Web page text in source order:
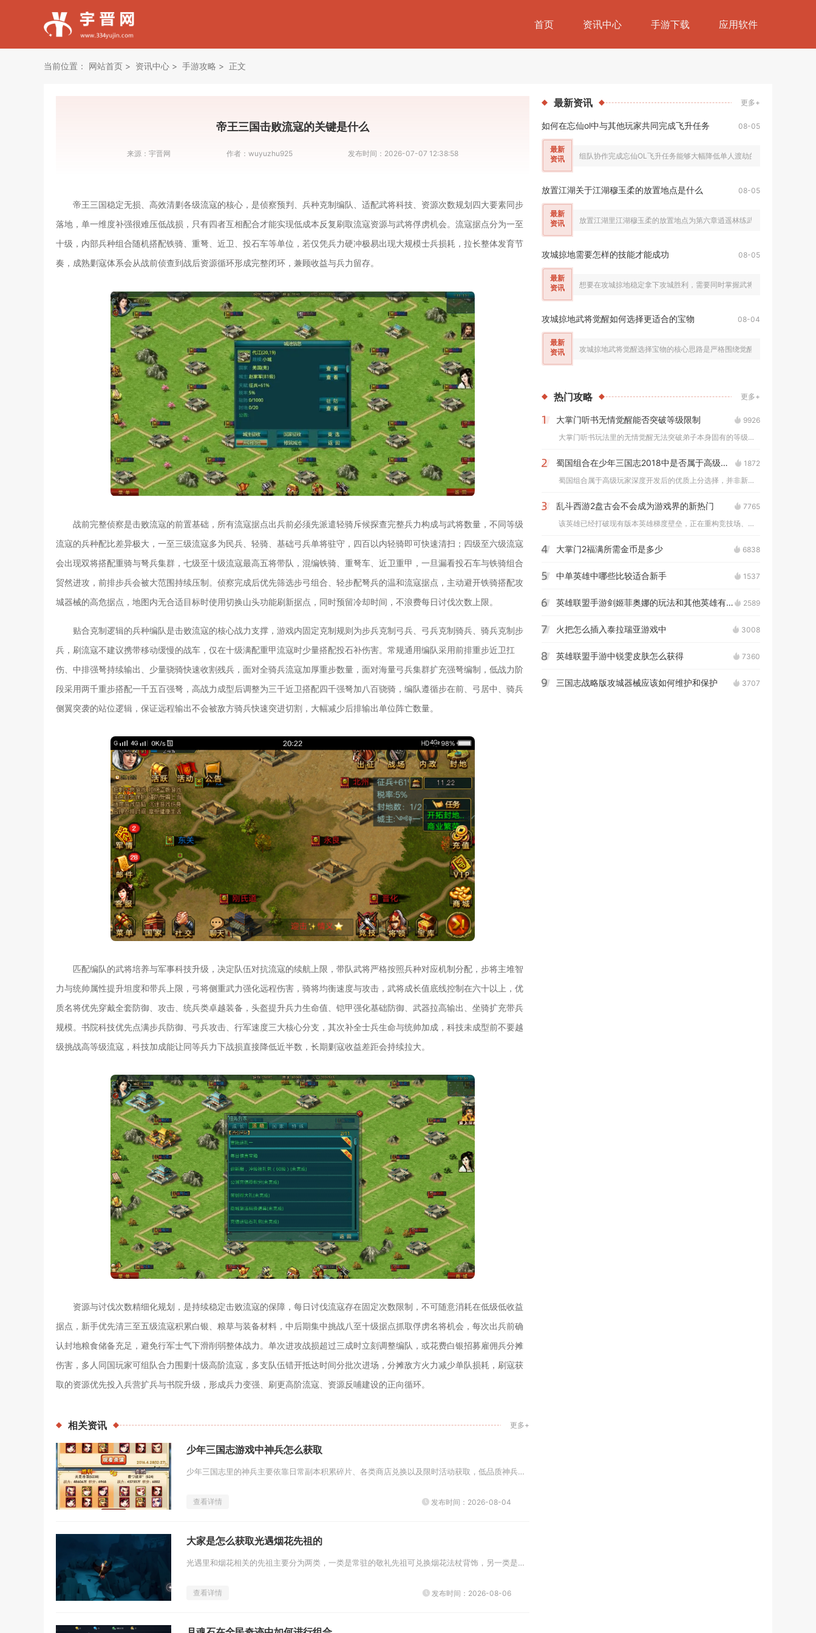
首页 资讯中心 手游下载 应用软件
当前位置： 网站首页 资讯中心 手游攻略 正文
帝王三国击败流寇的关键是什么
来源： 宇晋网 作者： wuyuzhu925 发布时间： 2026-07-07 12:38:58
帝王三国稳定无损、高效清剿各级流寇的核心，是侦察预判、兵种克制编队、适配武将科技、资源次数规划四大要素同步
落地，单一维度补强很难压低战损，只有四者互相配合才能实现低成本反复刷取流寇资源与武将俘虏机会。流寇据点分为一至
十级，内部兵种组合随机搭配铁骑、重弩、近卫、投石车等单位，若仅凭兵力硬冲极易出现大规模士兵损耗，拉长整体发育节
奏，成熟剿寇体系会从战前侦查到战后资源循环形成完整闭环，兼顾收益与兵力留存。
战前完整侦察是击败流寇的前置基础，所有流寇据点出兵前必须先派遣轻骑斥候探查完整兵力构成与武将数量，不同等级
流寇的兵种配比差异极大，一至三级流寇多为民兵、轻骑、基础弓兵单将驻守，四百以内轻骑即可快速清扫；四级至六级流寇
会出现双将搭配重骑与弩兵集群，七级至十级流寇最高五将带队，混编铁骑、重弩车、近卫重甲，一旦漏看投石车与铁骑组合
贸然进攻，前排步兵会被大范围持续压制。侦察完成后优先筛选步弓组合、轻步配弩兵的温和流寇据点，主动避开铁骑搭配攻
城器械的高危据点，地图内无合适目标时使用切换山头功能刷新据点，同时预留冷却时间，不浪费每日讨伐次数上限。
贴合克制逻辑的兵种编队是击败流寇的核心战力支撑，游戏内固定克制规则为步兵克制弓兵、弓兵克制骑兵、骑兵克制步
兵，刷流寇不建议携带移动缓慢的战车，仅在十级满配重甲流寇时少量搭配投石补伤害。常规通用编队采用前排重步近卫扛
伤、中排强弩持续输出、少量骁骑快速收割残兵，面对全骑兵流寇加厚重步数量，面对海量弓兵集群扩充强弩编制，低战力阶
段采用两千重步搭配一千五百强弩，高战力成型后调整为三千近卫搭配四千强弩加八百骁骑，编队遵循步在前、弓居中、骑兵
侧翼突袭的站位逻辑，保证远程输出不会被敌方骑兵快速突进切割，大幅减少后排输出单位阵亡数量。
匹配编队的武将培养与军事科技升级，决定队伍对抗流寇的续航上限，带队武将严格按照兵种对应机制分配，步将主堆智
力与统帅属性提升坦度和带兵上限，弓将侧重武力强化远程伤害，骑将均衡速度与攻击，武将成长值底线控制在六十以上，优
质名将优先穿戴全套防御、攻击、统兵类卓越装备，头盔提升兵力生命值、铠甲强化基础防御、武器拉高输出、坐骑扩充带兵
规模。书院科技优先点满步兵防御、弓兵攻击、行军速度三大核心分支，其次补全士兵生命与统帅加成，科技未成型前不要越
级挑战高等级流寇，科技加成能让同等兵力下战损直接降低近半数，长期剿寇收益差距会持续拉大。
资源与讨伐次数精细化规划，是持续稳定击败流寇的保障，每日讨伐流寇存在固定次数限制，不可随意消耗在低级低收益
据点，新手优先清三至五级流寇积累白银、粮草与装备材料，中后期集中挑战八至十级据点抓取俘虏名将机会，每次出兵前确
认封地粮食储备充足，避免行军士气下滑削弱整体战力。单次进攻战损超过三成时立刻调整编队，或花费白银招募雇佣兵分摊
伤害，多人同国玩家可组队合力围剿十级高阶流寇，多支队伍错开抵达时间分批次进场，分摊敌方火力减少单队损耗，刷寇获
取的资源优先投入兵营扩兵与书院升级，形成兵力变强、刷更高阶流寇、资源反哺建设的正向循环。
相关资讯 更多+
少年三国志游戏中神兵怎么获取
少年三国志里的神兵主要依靠日常副本积累碎片、各类商店兑换以及限时活动获取，低品质神兵可以通过长期刷取慢慢合成，高阶金色与...
查看详情 发布时间：2026-08-04
大家是怎么获取光遇烟花先祖的
光遇里和烟花相关的先祖主要分为两类，一类是常驻的敬礼先祖可兑换烟花法杖背饰，另一类是霞谷指尖烟花旅行先祖可解锁烟花动作，...
查看详情 发布时间：2026-08-06
最新资讯 更多+
如何在忘仙ol中与其他玩家共同完成飞升任务 08-05
最新
资讯
组队协作完成忘仙OL飞升任务能够大幅降低单人渡劫的生存压力，缩短
放置江湖关于江湖穆玉柔的放置地点是什么 08-05
最新
资讯
放置江湖里江湖穆玉柔的放置地点为第六章逍遥林练武场，该NPC只会
攻城掠地需要怎样的技能才能成功 08-05
最新
资讯
想要在攻城掠地稳定拿下攻城胜利，需要同时掌握武将战法运用、资源
攻城掠地武将觉醒如何选择更适合的宝物 08-04
最新
资讯
攻城掠地武将觉醒选择宝物的核心思路是严格围绕觉醒后武将的技能定
热门攻略 更多+
大掌门听书无情觉醒能否突破等级限制
9926
大掌门听书玩法里的无情觉醒无法突破弟子本身固有的等级限制，该...
2 蜀国组合在少年三国志2018中是否属于高级玩家选择
1872
蜀国组合属于高级玩家深度开发后的优质上分选择，并非新手入门的...
3 乱斗西游2盘古会不会成为游戏界的新热门
7765
该英雄已经打破现有版本英雄梯度壁垒，正在重构竞技场、修罗血战...
4 大掌门2福满所需金币是多少 6838
5 中单英雄中哪些比较适合新手 1537
6 英雄联盟手游剑姬菲奥娜的玩法和其他英雄有何不同 2589
7 火把怎么插入泰拉瑞亚游戏中 3008
8 英雄联盟手游中锐雯皮肤怎么获得 7360
9 三国志战略版攻城器械应该如何维护和保护 3707